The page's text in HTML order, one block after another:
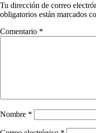
Tu dirección de correo
obligatorios están marcados
Comentario *
Nombre *